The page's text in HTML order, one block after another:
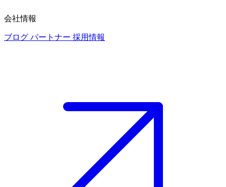
会社情報
ブログ パートナー 採用情報